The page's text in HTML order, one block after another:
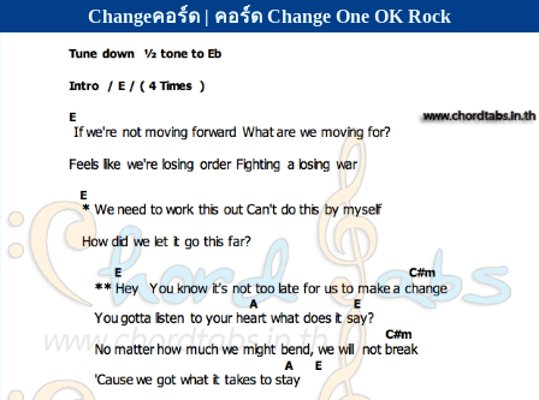
Changeคอร์ด | คอร์ด Change One OK Rock